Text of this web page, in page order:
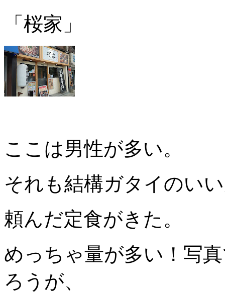
「桜家」
ここは男性が多い。
それも結構ガタイのい
頼んだ定食がきた。
めっちゃ量が多い！写
ろうが、